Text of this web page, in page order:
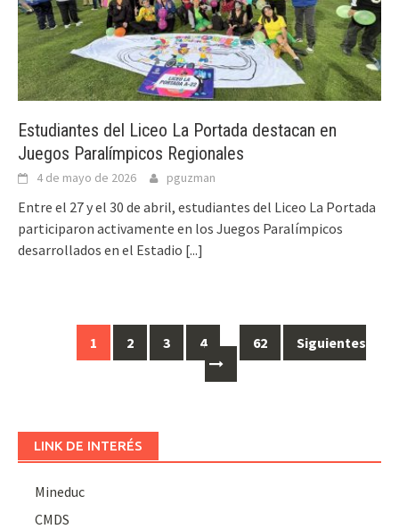
Estudiantes del Liceo La Portada destacan en
Juegos Paralímpicos Regionales
4 de mayo de 2026 pguzman
Entre el 27 y el 30 de abril, estudiantes del Liceo La Portada
participaron activamente en los Juegos Paralímpicos
desarrollados en el Estadio [...]
1 2 3 4 … 62 Siguientes
LINK DE INTERÉS
Mineduc
CMDS